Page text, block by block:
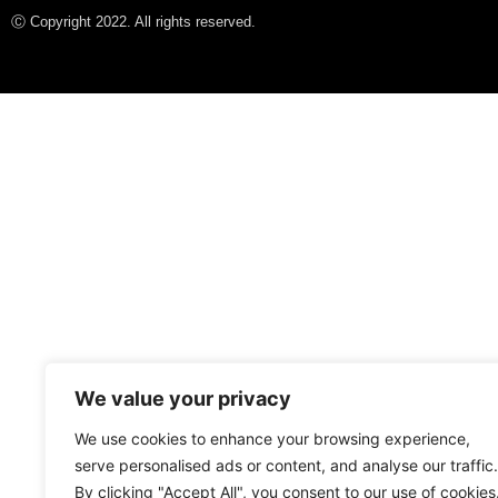
We value your privacy
We use cookies to enhance your browsing experience,
serve personalised ads or content, and analyse our traffic.
By clicking "Accept All", you consent to our use of cookies.
Ⓒ Copyright 2022. All rights reserved.